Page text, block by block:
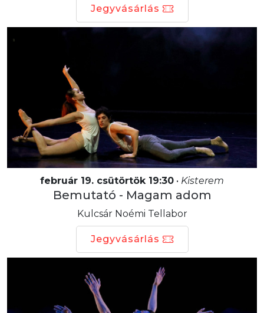
Jegyvásárlás
február 19. csütörtök 19:30 • Kisterem
Bemutató - Magam adom
Kulcsár Noémi Tellabor
Jegyvásárlás